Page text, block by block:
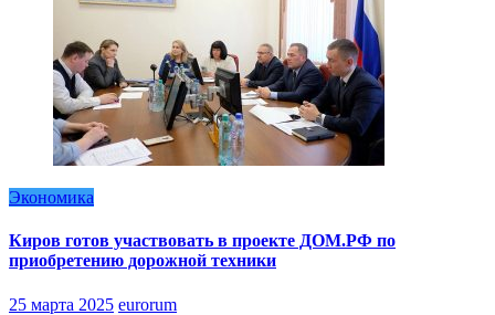
Экономика
Киров готов участвовать в проекте ДОМ.РФ по
приобретению дорожной техники
25 марта 2025 eurorum